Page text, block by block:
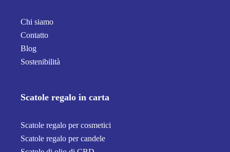
Chi siamo
Contatto
Blog
Sostenibilità
Scatole regalo in carta
Scatole regalo per cosmetici
Scatole regalo per candele